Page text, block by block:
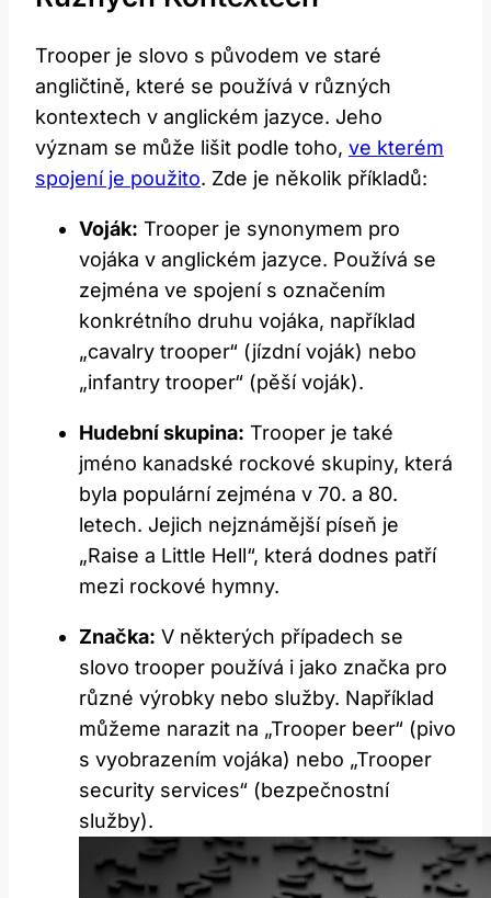
Trooper je slovo s původem ve staré
angličtině, které se používá v různých
kontextech v anglickém jazyce. Jeho
význam se může lišit podle toho, ve kterém
spojení je použito. Zde je několik příkladů:
Voják: Trooper je synonymem pro
vojáka v anglickém jazyce. Používá se
zejména ve spojení s označením
konkrétního druhu vojáka, například
„cavalry trooper“ (jízdní voják) nebo
„infantry trooper“ (pěší voják).
Hudební skupina: Trooper je také
jméno kanadské rockové skupiny, která
byla populární zejména v 70. a 80.
letech. Jejich nejznámější píseň je
„Raise a Little Hell“, která dodnes patří
mezi rockové hymny.
Značka: V některých případech se
slovo trooper používá i jako značka pro
různé výrobky nebo služby. Například
můžeme narazit na „Trooper beer“ (pivo
s vyobrazením vojáka) nebo „Trooper
security services“ (bezpečnostní
služby).